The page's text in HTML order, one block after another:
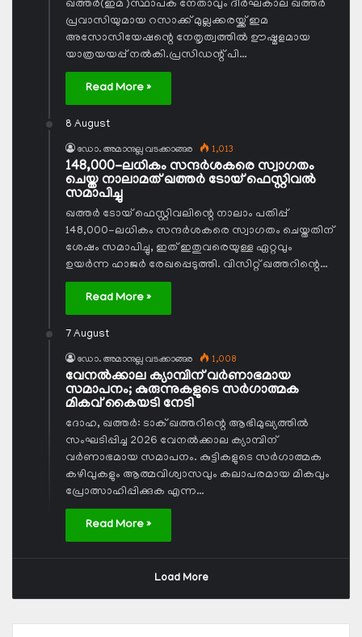
ഖത്തര്‍(ഇമ )സ്ഥാപക നേതാവും ദീര്‍ഘകാല ഖത്തര്‍
പ്രവാസിയുമായ റസാക്ക് മുല്ലക്കരയ്ക്ക് ഇമ
അസോസിയേഷന്റെ നേതൃത്വത്തില്‍ ഊഷ്മളമായ
യാത്രയയപ്പ് നല്‍കി.പ്രസിഡന്റ് പി…
Read More »
8 August
ഡോ. അമാനുല്ല വടക്കാങ്ങര 1,013
148,000-ലധികം സന്ദര്‍ശകരെ സ്വാഗതം
ചെയ്ത നാലാമത് ഖത്തര്‍ ടോയ് ഫെസ്റ്റിവല്‍
സമാപിച്ചു
ഖത്തര്‍ ടോയ് ഫെസ്റ്റിവലിന്റെ നാലാം പതിപ്പ്
148,000-ലധികം സന്ദര്‍ശകരെ സ്വാഗതം ചെയ്തതിന്
ശേഷം സമാപിച്ചു, ഇത് ഇതുവരെയുള്ള ഏറ്റവും
ഉയര്‍ന്ന ഹാജര്‍ രേഖപ്പെടുത്തി. വിസിറ്റ് ഖത്തറിന്റെ…
Read More »
7 August
ഡോ. അമാനുല്ല വടക്കാങ്ങര 1,008
വേനല്‍ക്കാല ക്യാമ്പിന് വര്‍ണാഭമായ
സമാപനം; കുരുന്നുകളുടെ സര്‍ഗാത്മക
മികവ് കൈയടി നേടി
ദോഹ, ഖത്തര്‍: ടാക് ഖത്തറിന്റെ ആഭിമുഖ്യത്തില്‍
സംഘടിപ്പിച്ച 2026 വേനല്‍ക്കാല ക്യാമ്പിന്
വര്‍ണാഭമായ സമാപനം. കുട്ടികളുടെ സര്‍ഗാത്മക
കഴിവുകളും ആത്മവിശ്വാസവും കലാപരമായ മികവും
പ്രോത്സാഹിപ്പിക്കുക എന്ന…
Read More »
Load More